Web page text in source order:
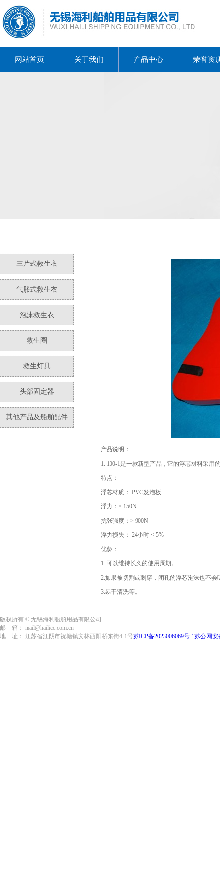
网站首页 关于我们 产品中心 荣誉资
三片式救生衣
气胀式救生衣
泡沫救生衣
救生圈
救生灯具
头部固定器
其他产品及船舶配件
产品说明：
1. 100-1是一款新型产品，它的浮芯材料采用
特点：
浮芯材质： PVC发泡板
浮力：> 150N
抗张强度：> 900N
浮力损失： 24小时 < 5%
优势：
1. 可以维持长久的使用周期。
2.如果被切割或刺穿，闭孔的浮芯泡沫也不会
3.易于清洗等。
版权所有 © 无锡海利船舶用品有限公司
邮 箱： mail@hailico.com.cn
地 址： 江苏省江阴市祝塘镇文林西阳桥东街4-1号苏ICP备2023006069号-1苏公网安